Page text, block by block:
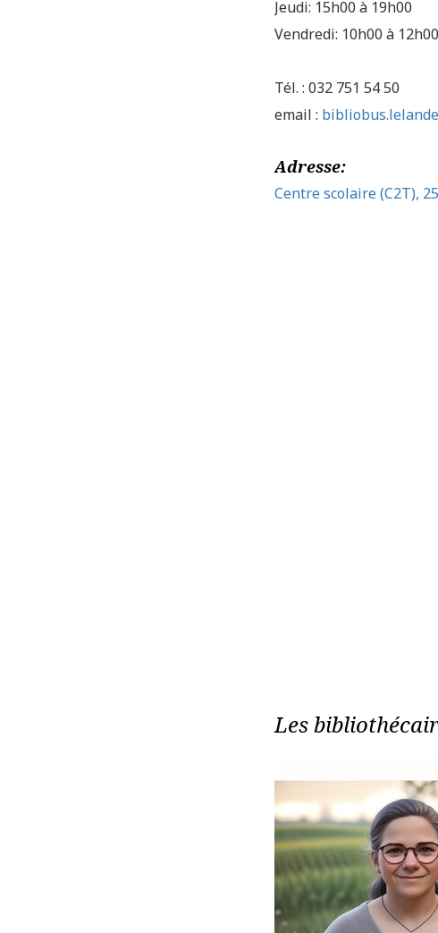
Jeudi: 15h00 à 19h00
Vendredi: 10h00 à 12h00
Tél. : 032 751 54 50
email :
Adresse:
Centre scolaire (C2T),
Les